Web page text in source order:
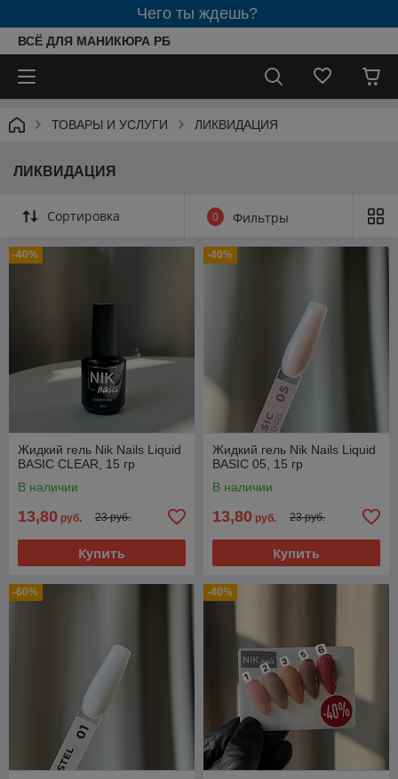
Чего ты ждешь?
ВСЁ ДЛЯ МАНИКЮРА РБ
ТОВАРЫ И УСЛУГИ ЛИКВИДАЦИЯ
ЛИКВИДАЦИЯ
Сортировка 0 Фильтры
-40%
Жидкий гель Nik Nails Liquid
BASIC CLEAR, 15 гр
В наличии
13,80 руб. 23 руб.
Купить
-40%
Жидкий гель Nik Nails Liquid
BASIC 05, 15 гр
В наличии
13,80 руб. 23 руб.
Купить
-60% -40%